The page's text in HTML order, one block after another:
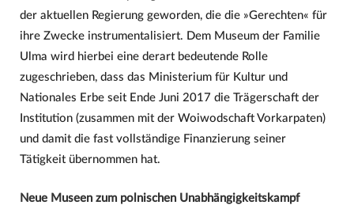
der aktuellen Regierung geworden, die die »Gerechten« für
ihre Zwecke instrumentalisiert. Dem Museum der Familie
Ulma wird hierbei eine derart bedeutende Rolle
zugeschrieben, dass das Ministerium für Kultur und
Nationales Erbe seit Ende Juni 2017 die Trägerschaft der
Institution (zusammen mit der Woiwodschaft Vorkarpaten)
und damit die fast vollständige Finanzierung seiner
Tätigkeit übernommen hat.
Neue Museen zum polnischen Unabhängigkeitskampf